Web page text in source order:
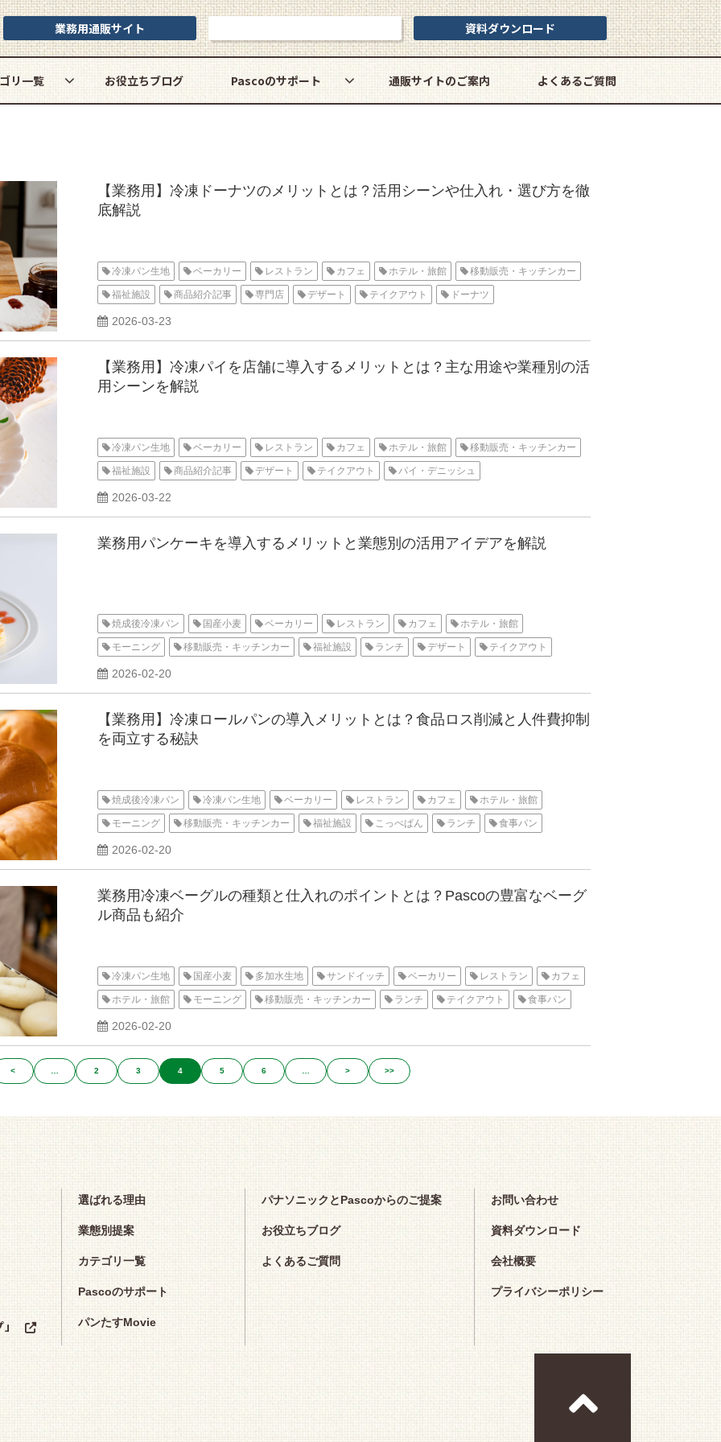
業務用通販サイト 資料ダウンロード
リ一覧 お役立ちブログ Pascoのサポート 通販サイトのご案内 よくあるご質問
【業務用】冷凍ドーナツのメリットとは？活用シーンや仕入れ・選び方を徹
底解説
冷凍パン生地 ベーカリー レストラン カフェ ホテル・旅館 移動販売・キッチンカー
福祉施設 商品紹介記事 専門店 デザート テイクアウト ドーナツ
発酵不要・焼成のみ
2026-03-23
【業務用】冷凍パイを店舗に導入するメリットとは？主な用途や業種別の活
用シーンを解説
冷凍パン生地 ベーカリー レストラン カフェ ホテル・旅館 移動販売・キッチンカー
福祉施設 商品紹介記事 デザート テイクアウト パイ・デニッシュ
発酵不要・焼成のみ
2026-03-22
業務用パンケーキを導入するメリットと業態別の活用アイデアを解説
焼成後冷凍パン 国産小麦 ベーカリー レストラン カフェ ホテル・旅館
モーニング 移動販売・キッチンカー 福祉施設 ランチ デザート テイクアウト
解凍のみ
2026-02-20
【業務用】冷凍ロールパンの導入メリットとは？食品ロス削減と人件費抑制
を両立する秘訣
焼成後冷凍パン 冷凍パン生地 ベーカリー レストラン カフェ ホテル・旅館
モーニング 移動販売・キッチンカー 福祉施設 こっぺぱん ランチ 食事パン
整形済
2026-02-20
業務用冷凍ベーグルの種類と仕入れのポイントとは？Pascoの豊富なベーグ
ル商品も紹介
冷凍パン生地 国産小麦 多加水生地 サンドイッチ ベーカリー レストラン カフェ
ホテル・旅館 モーニング 移動販売・キッチンカー ランチ テイクアウト 食事パン
整形済
2026-02-20
< 2 3 4 5 6 > >>
選ばれる理由
業態別提案
カテゴリ一覧
Pascoのサポート
パンたすMovie
パナソニックとPascoからのご提案
お役立ちブログ
よくあるご質問
お問い合わせ
資料ダウンロード
会社概要
プライバシーポリシー